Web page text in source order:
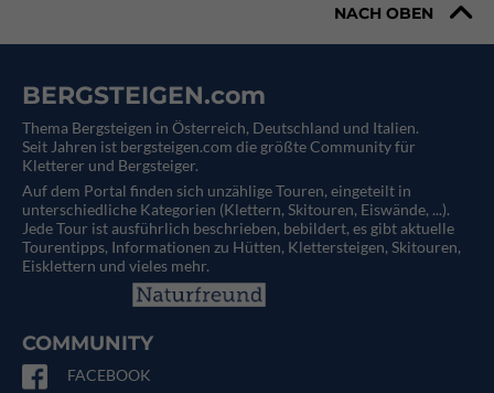
NACH OBEN
BERGSTEIGEN.com
Thema Bergsteigen in Österreich, Deutschland und Italien.
Seit Jahren ist bergsteigen.com die größte Community für
Kletterer und Bergsteiger.
Auf dem Portal finden sich unzählige Touren, eingeteilt in
unterschiedliche Kategorien (Klettern, Skitouren, Eiswände, ...).
Jede Tour ist ausführlich beschrieben, bebildert, es gibt aktuelle
Tourentipps, Informationen zu Hütten, Klettersteigen, Skitouren,
Eisklettern und vieles mehr.
COMMUNITY
FACEBOOK